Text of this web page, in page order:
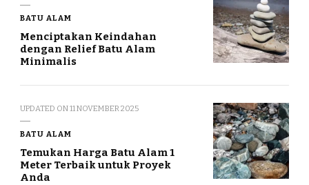
BATU ALAM
Menciptakan Keindahan
dengan Relief Batu Alam
Minimalis
UPDATED ON11 NOVEMBER 2025
BATU ALAM
Temukan Harga Batu Alam 1
Meter Terbaik untuk Proyek
Anda